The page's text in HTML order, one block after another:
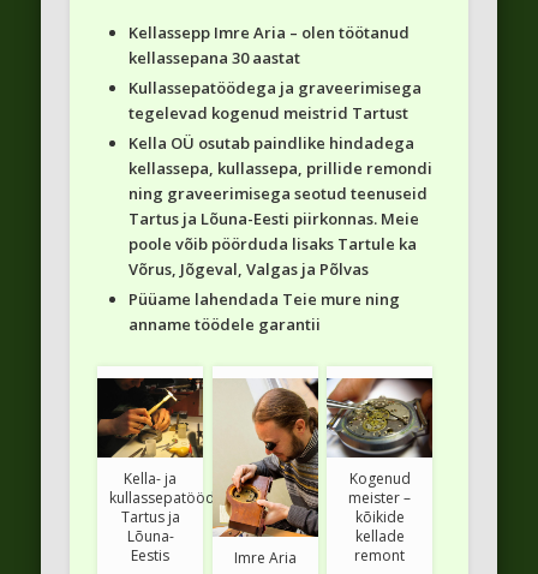
Kellassepp Imre Aria – olen töötanud
kellassepana 30 aastat
Kullassepatöödega ja graveerimisega
tegelevad kogenud meistrid Tartust
Kella OÜ osutab paindlike hindadega
kellassepa, kullassepa, prillide remondi
ning graveerimisega seotud teenuseid
Tartus ja Lõuna-Eesti piirkonnas. Meie
poole võib pöörduda lisaks Tartule ka
Võrus, Jõgeval, Valgas ja Põlvas
Püüame lahendada Teie mure ning
anname töödele garantii
Kella- ja
kullassepatööd
Tartus ja
Lõuna-
Eestis
Imre Aria
Kogenud
meister –
kõikide
kellade
remont